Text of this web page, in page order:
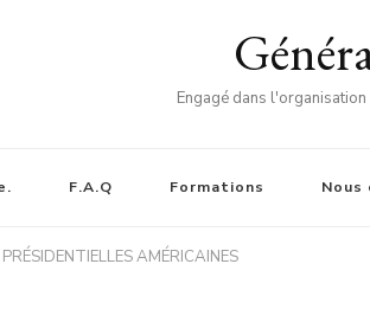
Engagé dans
F.A.Q Formations Nous
AMÉRICAINES